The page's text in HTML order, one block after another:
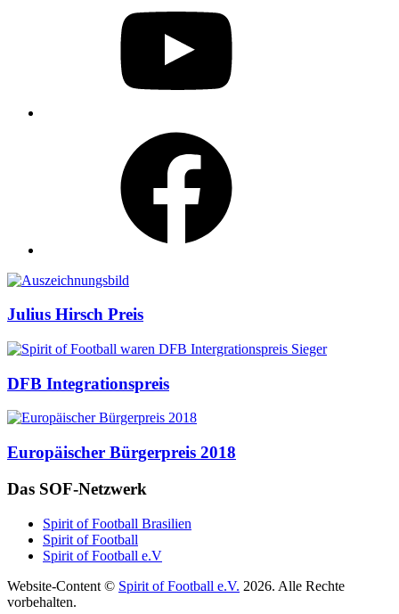
Auszeichnungen
Julius Hirsch Preis
DFB Integrationspreis
Europäischer Bürgerpreis 2018
Das SOF-Netzwerk
Spirit of Football Brasilien
Spirit of Football
Spirit of Football e.V
Website-Content © Spirit of Football e.V. 2026. Alle Rechte
vorbehalten.